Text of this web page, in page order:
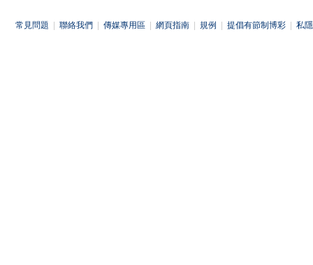
常見問題 聯絡我們 傳媒專用區 網頁指南 規例 提倡有節制博彩 私